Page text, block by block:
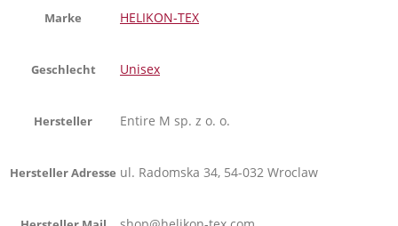
Marke HELIKON-TEX
Geschlecht Unisex
Hersteller Entire M sp. z o. o.
Hersteller Adresse ul. Radomska 34, 54-032 Wroclaw